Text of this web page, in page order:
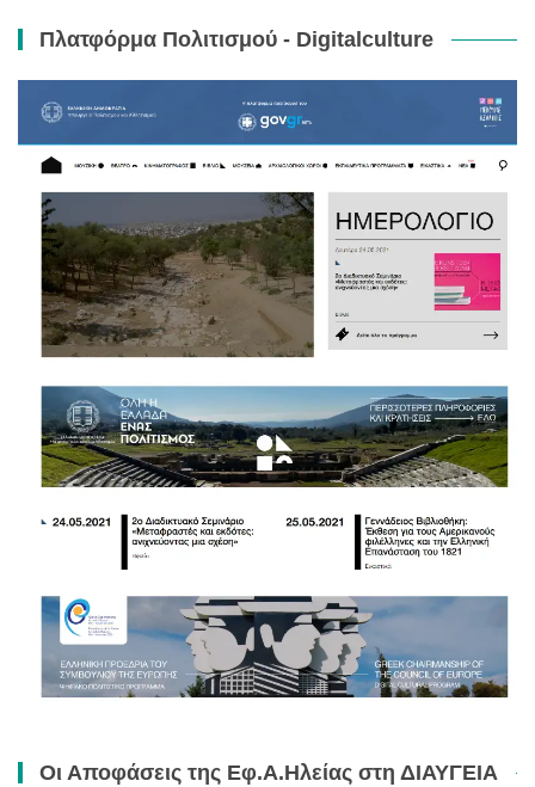
Πλατφόρμα Πολιτισμού - Digitalculture
Οι Αποφάσεις της Εφ.Α.Ηλείας στη ΔΙΑΥΓΕΙΑ